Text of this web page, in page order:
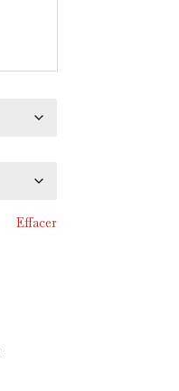
Effacer